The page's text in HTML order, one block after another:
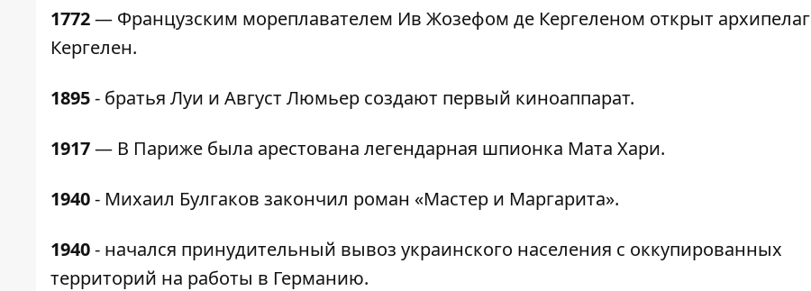
1772— Французским мореплавателем Ив Жозефом де Кергеленом открыт архипелаг
Кергелен.
1895- братья Луи и Август Люмьер создают первый киноаппарат.
1917— В Париже была арестована легендарная шпионка Мата Хари.
1940- Михаил Булгаков закончил роман «Мастер и Маргарита».
1940- начался принудительный вывоз украинского населения с оккупированных
территорий на работы в Германию.